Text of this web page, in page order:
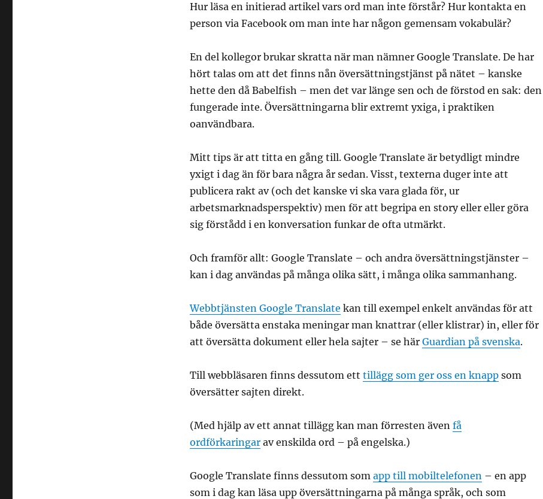
Hur läsa en initierad artikel vars ord man inte förstår? Hur kontakta en
person via Facebook om man inte har någon gemensam vokabulär?
En del kollegor brukar skratta när man nämner Google Translate. De har
hört talas om att det finns nån översättningstjänst på nätet – kanske
hette den då Babelfish – men det var länge sen och de förstod en sak: den
fungerade inte. Översättningarna blir extremt yxiga, i praktiken
oanvändbara.
Mitt tips är att titta en gång till. Google Translate är betydligt mindre
yxigt i dag än för bara några år sedan. Visst, texterna duger inte att
publicera rakt av (och det kanske vi ska vara glada för, ur
arbetsmarknadsperspektiv) men för att begripa en story eller eller göra
sig förstådd i en konversation funkar de ofta utmärkt.
Och framför allt: Google Translate – och andra översättningstjänster –
kan i dag användas på många olika sätt, i många olika sammanhang.
Webbtjänsten Google Translate kan till exempel enkelt användas för att
både översätta enstaka meningar man knattrar (eller klistrar) in, eller för
att översätta dokument eller hela sajter – se här Guardian på svenska.
Till webbläsaren finns dessutom ett tillägg som ger oss en knappsom
översätter sajten direkt.
(Med hjälp av ett annat tillägg kan man förresten även få
ordförkaringarav enskilda ord – på engelska.)
Google Translate finns dessutom som app till mobiltelefonen– en app
som i dag kan läsa upp översättningarna på många språk, och som